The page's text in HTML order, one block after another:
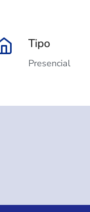
Tipo
Presencial